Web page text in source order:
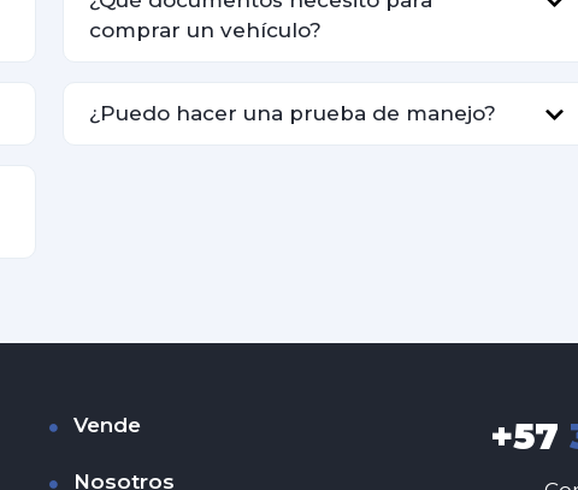
comprar un vehículo?
¿Puedo hacer una prueba de manejo?
Vende
Nosotros
+57